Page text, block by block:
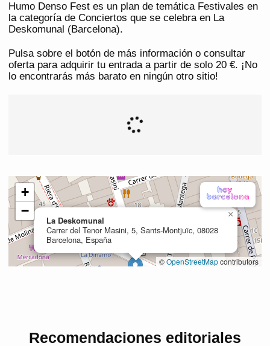
Humo Denso Fest es un plan de temática Festivales en
la categoría de Conciertos que se celebra en La
Deskomunal (Barcelona).
Pulsa sobre el botón de más información o consultar
oferta para adquirir tu entrada a partir de solo 20 €. ¡No
lo encontrarás más barato en ningún otro sitio!
Recomendaciones editoriales